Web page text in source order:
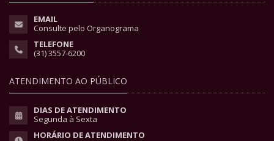
EMAIL
Consulte pelo Organograma
TELEFONE
(31) 3557-6200
ATENDIMENTO AO PÚBLICO
DIAS DE ATENDIMENTO
Segunda à Sexta
HORÁRIO DE ATENDIMENTO